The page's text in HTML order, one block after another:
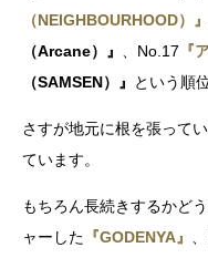
（NEIGHBOURHOOD）』
（Arcane）』 、No.17 『
（SAMSEN）』
という順位
さすが地元に根を張って
ています。
もちろん長続きするかど
ャーした 『GODENYA』